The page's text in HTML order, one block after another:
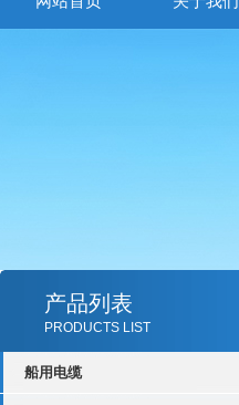
产品列表
PRODUCTS LIST
船用电缆